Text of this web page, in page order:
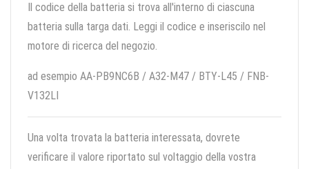
Il codice della batteria si trova all'interno di ciascuna
batteria sulla targa dati. Leggi il codice e inseriscilo nel
motore di ricerca del negozio.
ad esempio AA-PB9NC6B / A32-M47 / BTY-L45 / FNB-
V132LI
Una volta trovata la batteria interessata, dovrete
verificare il valore riportato sul voltaggio della vostra